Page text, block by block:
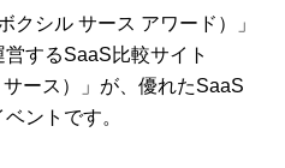
クシル サース アワード）」
するSaaS比較サイト
サース）」が、優れたSaaS
ントです。